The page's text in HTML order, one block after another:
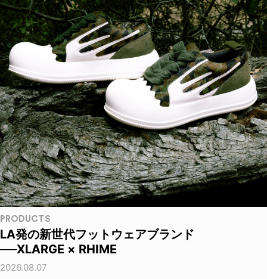
PRODUCTS
LA発の新世代フットウェアブランド
──XLARGE × RHIME
2026.08.07